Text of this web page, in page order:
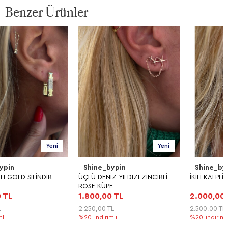
Benzer Ürünler
Shine_bypin
ÜÇLÜ DENİZ YILDIZI ZİNCİRLİ
1.800,00 TL
Yeni
Shine_bypin
İKİLİ KALPLİ GOLD KÜPE
2.000,00 TL